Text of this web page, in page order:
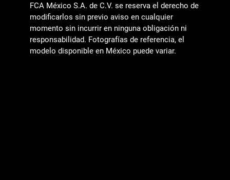
FCA México S.A. de C.V. se reserva el derecho de
modificarlos sin previo aviso en cualquier
momento sin incurrir en ninguna obligación ni
responsabilidad. Fotografías de referencia, el
modelo disponible en México puede variar.